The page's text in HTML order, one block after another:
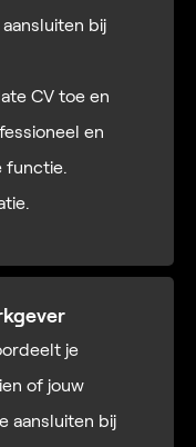
bij
CV toe en
en
functie.
je
of jouw
aansluiten bij